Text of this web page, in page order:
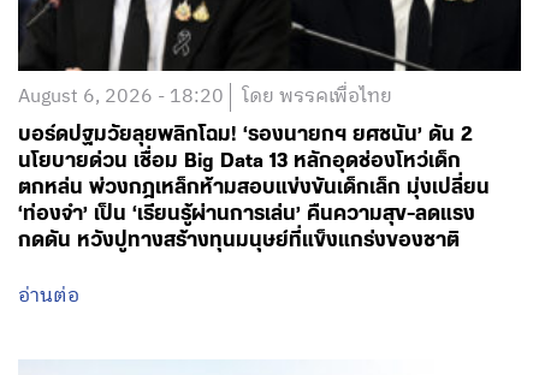
August 6, 2026 - 18:20 โดย พรรคเพื่อไทย
บอร์ดปฐมวัยลุยพลิกโฉม! ‘รองนายกฯ ยศชนัน’ ดัน 2
นโยบายด่วน เชื่อม Big Data 13 หลักอุดช่องโหว่เด็ก
ตกหล่น พ่วงกฎเหล็กห้ามสอบแข่งขันเด็กเล็ก มุ่งเปลี่ยน
‘ท่องจำ’ เป็น ‘เรียนรู้ผ่านการเล่น’ คืนความสุข-ลดแรง
กดดัน หวังปูทางสร้างทุนมนุษย์ที่แข็งแกร่งของชาติ
อ่านต่อ